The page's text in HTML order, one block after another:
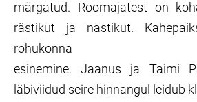
märgatud. Roomajatest on
rästikut ja nastikut.
rohukonna
esinemine. Jaanus ja Taimi
läbiviidud seire hinnangul leidub